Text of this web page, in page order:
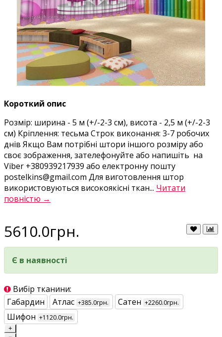
Короткий опис
Розмір: ширина - 5 м (+/-2-3 см), висота - 2,5 м (+/-2-3
см) Кріплення: тесьма Строк виконання: 3-7 робочих
днів Якщо Вам потрібні штори іншого розміру або
своє зображення, зателефонуйте або напишіть на
Viber +380939217939 або електронну пошту
postelkins@gmail.com Для виготовлення штор
використовуються високоякісні ткан... Читати
повністю →
5610.0грн.
Є в наявності
Вибір тканини:
Габардин
Атлас +385.0грн. Сатен +2260.0грн.
Шифон +1120.0грн.
+